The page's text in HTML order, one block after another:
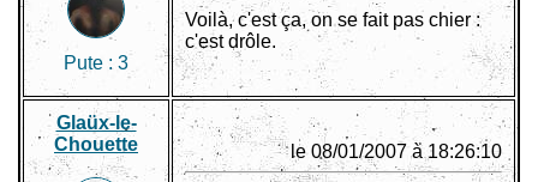
Pute : 3
Voilà, c'est ça, on se fait pas chier :
c'est drôle.
Glaüx-le-
Chouette
le 08/01/2007 à 18:26:10